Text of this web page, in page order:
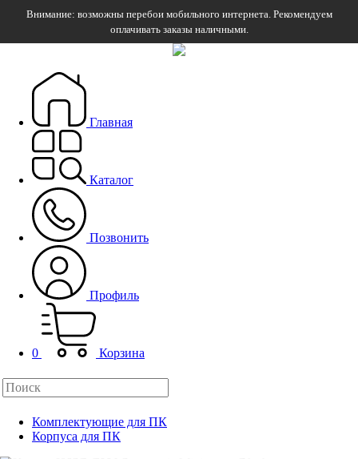
Внимание: возможны перебои мобильного интернета. Рекомендуем
оплачивать заказы наличными.
Главная
Каталог
Позвонить
Профиль
0 Корзина
Комплектующие для ПК
Корпуса для ПК